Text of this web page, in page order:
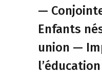
—
Enfants
union —
l’éducation